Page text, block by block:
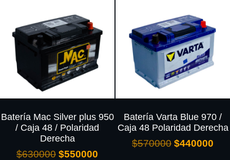
Batería Mac Silver plus 950
/ Caja 48 / Polaridad
Derecha
$630000 $550000
Batería Varta Blue 970 /
Caja 48 Polaridad Derecha
$570000 $440000